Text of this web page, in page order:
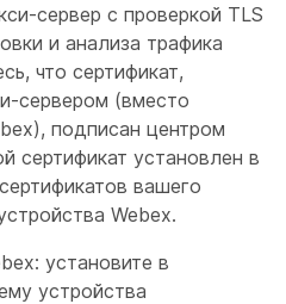
сервер с проверкой TLS
и анализа трафика
что сертификат,
сервером (вместо
подписан центром
сертификат установлен в
вашего
Webex.
установите в
устройства